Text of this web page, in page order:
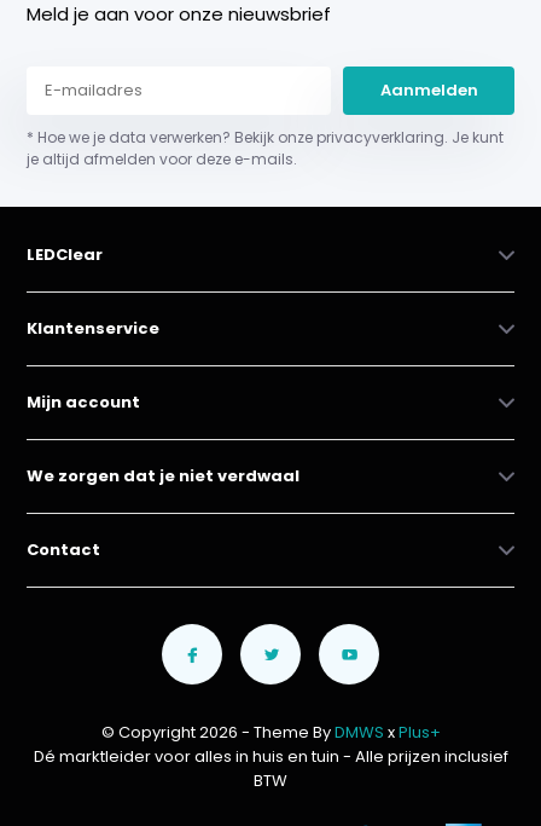
Meld je aan voor onze nieuwsbrief
Aanmelden
* Hoe we je data verwerken? Bekijk onze privacyverklaring. Je kunt
je altijd afmelden voor deze e-mails.
LEDClear
Klantenservice
Mijn account
We zorgen dat je niet verdwaal
Contact
© Copyright 2026 - Theme ByDMWS xPlus+
Dé marktleider voor alles in huis en tuin - Alle prijzen inclusief
BTW